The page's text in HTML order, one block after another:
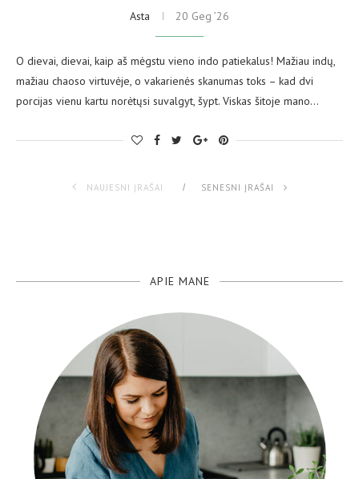
Asta 20 Geg ’26
O dievai, dievai, kaip aš mėgstu vieno indo patiekalus! Mažiau indų,
mažiau chaoso virtuvėje, o vakarienės skanumas toks – kad dvi
porcijas vienu kartu norėtųsi suvalgyt, šypt. Viskas šitoje mano…
NAUJESNI ĮRAŠAI SENESNI ĮRAŠAI
APIE MANE